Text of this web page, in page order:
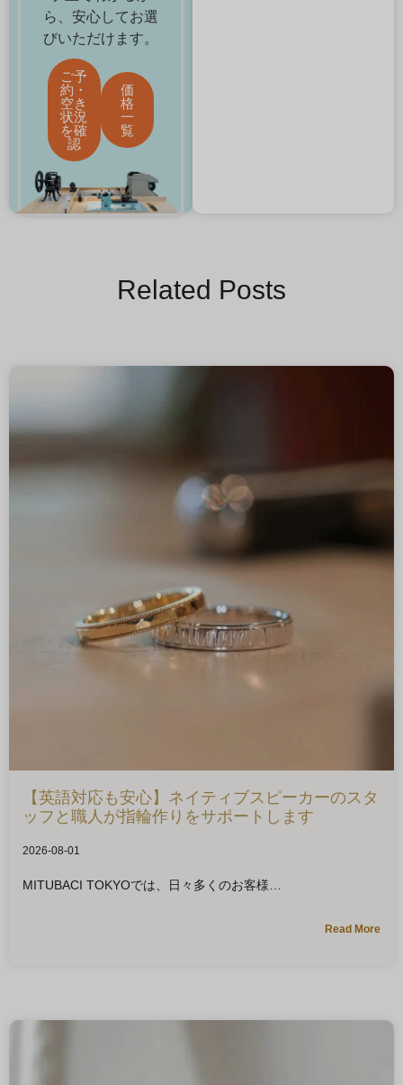
ら、安心してお選
びいただけます。
ご予
約・
空き
状況
を確
認
価
格
一
覧
Related Posts
【英語対応も安心】ネイティブスピーカーのスタ
ッフと職人が指輪作りをサポートします
2026-08-01
MITUBACI TOKYOでは、日々多くのお客様
Read More